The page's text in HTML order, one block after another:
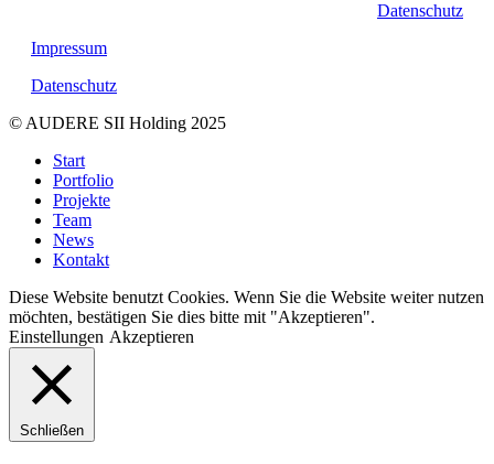
Datenschutz
Impressum
Datenschutz
© AUDERE SII Holding 2025
Close
Menu
Start
Portfolio
Projekte
Team
News
Kontakt
Diese Website benutzt Cookies. Wenn Sie die Website weiter nutzen
möchten, bestätigen Sie dies bitte mit "Akzeptieren".
Einstellungen Akzeptieren
Schließen